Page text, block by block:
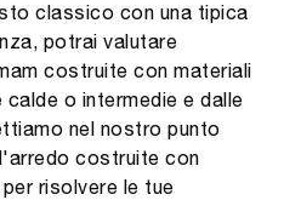
classico con una tipica
potrai valutare
costruite con materiali
o intermedie e dalle
nel nostro punto
costruite con
risolvere le tue